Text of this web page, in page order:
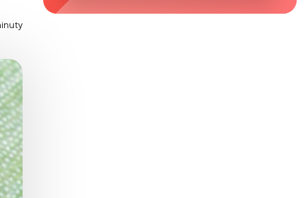
Zaburzenie mikrobioty jelitowej